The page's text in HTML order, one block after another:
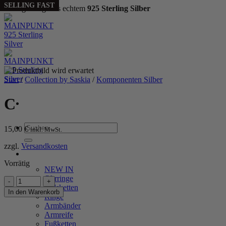
Handgefertigt aus echtem 925 Sterling Silber
Zum
Inhalt
springen
Suchen
nach:
NEW IN
Ohrringe
Halsketten
Ringe
Armbänder
Armreife
Fußketten
SELLING FAST
Start / Collection by Saskia / Komponenten Silber
C
15,00 € inkl. MwSt.
zzgl. Versandkosten
Vorrätig
C
Menge
In den Warenkorb